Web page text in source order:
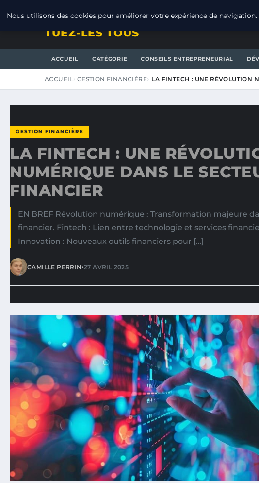
TUEZ-LES TOUS
ACCUEIL CATÉGORIE CONSEILS ENTREPRENEURIAL
ACCUEIL GESTION FINANCIÈRE LA FINTECH : UNE RÉVOLUTION
GESTION FINANCIÈRE
LA FINTECH : UNE
NUMÉRIQUE DANS LE
FINANCIER
EN BREF Révolution numérique : Transformation majeure
financier. Fintech : Lien entre technologie et services
Innovation : Nouveaux outils financiers pour […]
CAMILLE PERRIN•27 AVRIL 2025
Nous utilisons des cookies pour améliorer votre expérience de